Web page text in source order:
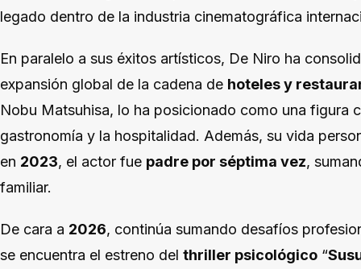
legado dentro de la industria cinematográfica
En paralelo a sus éxitos artísticos, De Niro ha
expansión global de la cadena de hoteles y
Nobu Matsuhisa, lo ha posicionado como una figura
gastronomía y la hospitalidad. Además, su vida
en 2023, el actor fue padre por séptima vez,
familiar.
De cara a 2026, continúa sumando desafíos
se encuentra el estreno del thriller psicológico “